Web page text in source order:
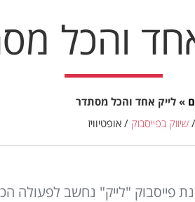
והכל
» לייק אחד והכל מסתדר
/ שיווק בפייסבוק / אופטיוויז
פייסבוק "לייק" נחשב לפעולה